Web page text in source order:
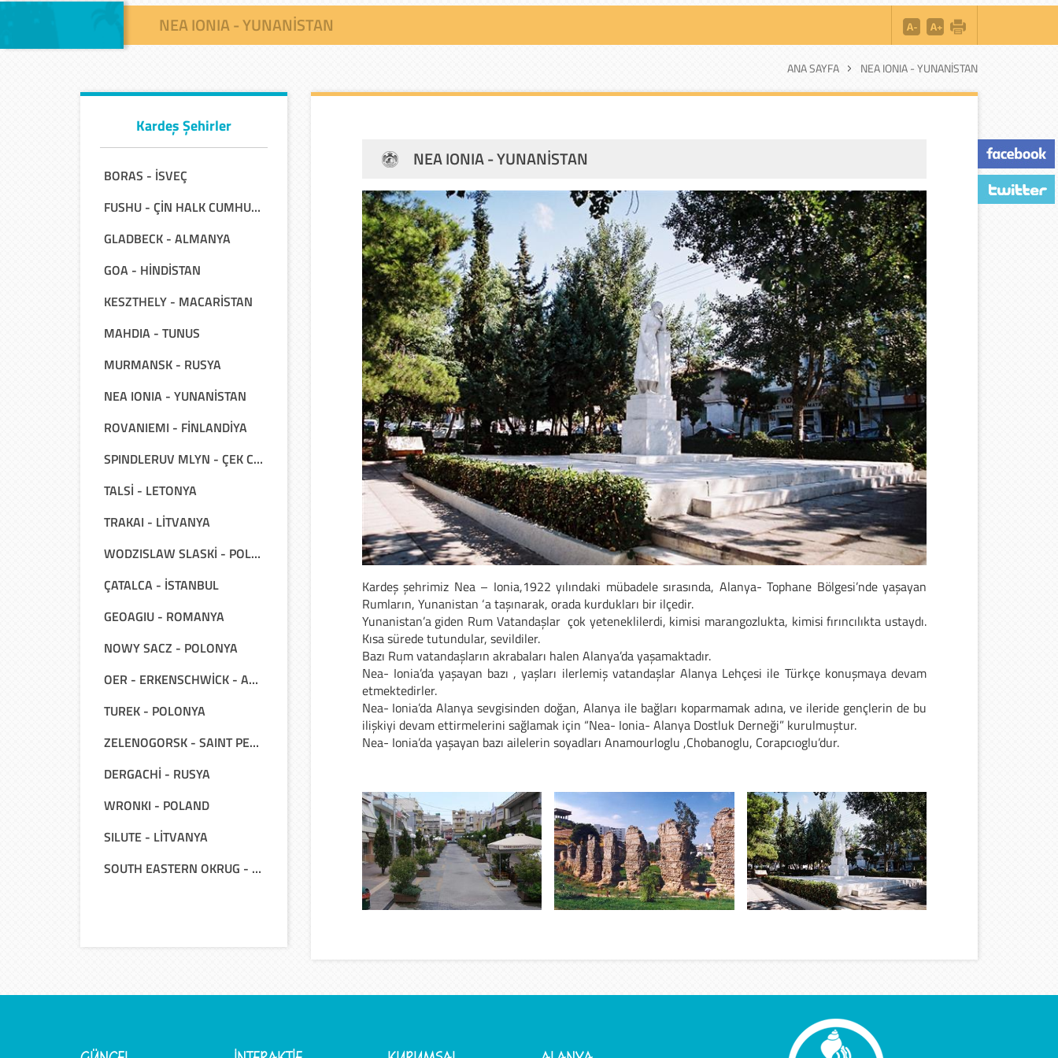
NEA IONIA - YUNANİSTAN
ANA SAYFA NEA IONIA - YUNANİSTAN
Kardeş Şehirler
BORAS - İSVEÇ
FUSHU - ÇİN HALK CUMHURİYETİ
GLADBECK - ALMANYA
GOA - HİNDİSTAN
KESZTHELY - MACARİSTAN
MAHDIA - TUNUS
MURMANSK - RUSYA
NEA IONIA - YUNANİSTAN
ROVANIEMI - FİNLANDİYA
SPINDLERUV MLYN - ÇEK CUMHURİYETİ
TALSİ - LETONYA
TRAKAI - LİTVANYA
WODZISLAW SLASKİ - POLONYA
ÇATALCA - İSTANBUL
GEOAGIU - ROMANYA
NOWY SACZ - POLONYA
OER - ERKENSCHWİCK - ALMANYA
TUREK - POLONYA
ZELENOGORSK - SAINT PETERSBURG - RUSYA
DERGACHİ - RUSYA
WRONKI - POLAND
SILUTE - LİTVANYA
SOUTH EASTERN OKRUG - RUSSIA
NEA IONIA - YUNANİSTAN
Kardeş şehrimiz Nea – Ionia,1922 yılındaki mübadele sırasında, Alanya- Tophane Bölgesi’nde yaşayan
Rumların, Yunanistan ‘a taşınarak, orada kurdukları bir ilçedir.
Yunanistan’a giden Rum Vatandaşlar çok yeteneklilerdi, kimisi marangozlukta, kimisi fırıncılıkta ustaydı.
Kısa sürede tutundular, sevildiler.
Bazı Rum vatandaşların akrabaları halen Alanya’da yaşamaktadır.
Nea- Ionia’da yaşayan bazı , yaşları ilerlemiş vatandaşlar Alanya Lehçesi ile Türkçe konuşmaya devam
etmektedirler.
Nea- Ionia’da Alanya sevgisinden doğan, Alanya ile bağları koparmamak adına, ve ileride gençlerin de bu
ilişkiyi devam ettirmelerini sağlamak için “Nea- Ionia- Alanya Dostluk Derneği” kurulmuştur.
Nea- Ionia’da yaşayan bazı ailelerin soyadları Anamourloglu ,Chobanoglu, Corapcıoglu’dur.